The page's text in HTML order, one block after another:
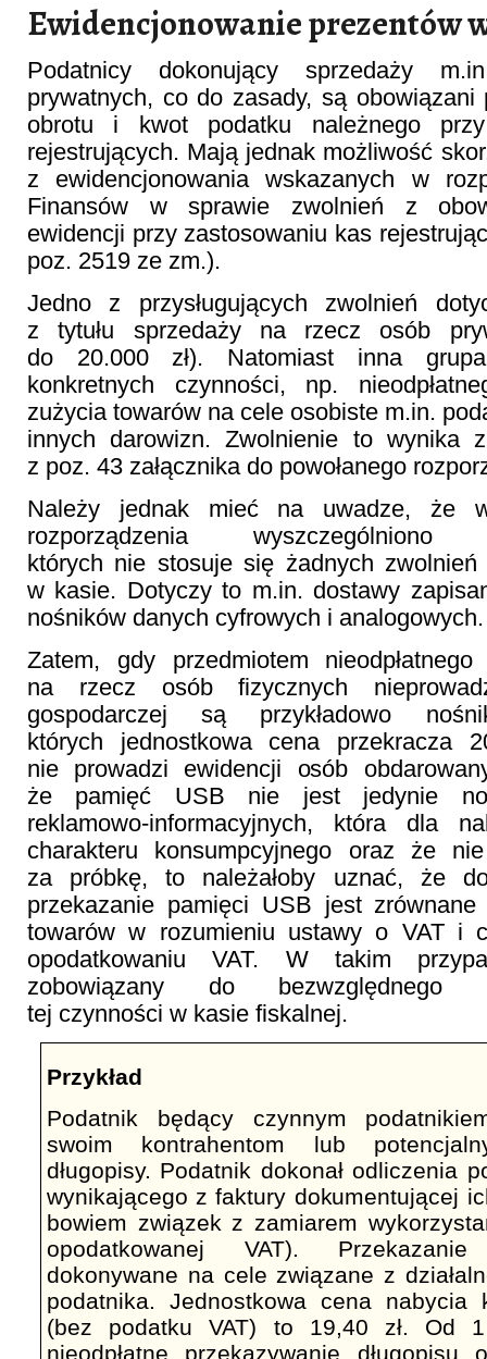
Ewidencjonowanie prezentów
Podatnicy dokonujący sprzedaży
prywatnych, co do zasady, są obowiązani
obrotu i kwot podatku należnego
rejestrujących. Mają jednak możliwość
z ewidencjonowania wskazanych w
Finansów w sprawie zwolnień z
ewidencji przy zastosowaniu kas
poz. 2519 ze zm.).
Jedno z przysługujących zwolnień
z tytułu sprzedaży na rzecz osób
do 20.000 zł). Natomiast inna
konkretnych czynności, np.
zużycia towarów na cele osobiste m.in.
innych darowizn. Zwolnienie to wynika
z poz. 43 załącznika do powołanego
Należy jednak mieć na uwadze,
rozporządzenia
których nie stosuje się żadnych zwolnień
w kasie. Dotyczy to m.in. dostawy
nośników danych cyfrowych i analogowych.
Zatem, gdy przedmiotem
na rzecz osób fizycznych
gospodarczej są przykładowo
których jednostkowa cena przekracza
nie prowadzi ewidencji osób
że pamięć USB nie jest jedynie
reklamowo-informacyjnych, która dla
charakteru konsumpcyjnego oraz że
za próbkę, to należałoby uznać, że
przekazanie pamięci USB jest zrównane
towarów w rozumieniu ustawy o VAT i
opodatkowaniu VAT. W takim
zobowiązany do bezwzględnego
tej czynności w kasie fiskalnej.
Przykład
Podatnik będący czynnym
swoim kontrahentom lub
długopisy. Podatnik dokonał odliczenia
wynikającego z faktury dokumentującej
bowiem związek z zamiarem
opodatkowanej VAT).
dokonywane na cele związane z
podatnika. Jednostkowa cena nabycia
(bez podatku VAT) to 19,40 zł. Od
nieodpłatne przekazywanie